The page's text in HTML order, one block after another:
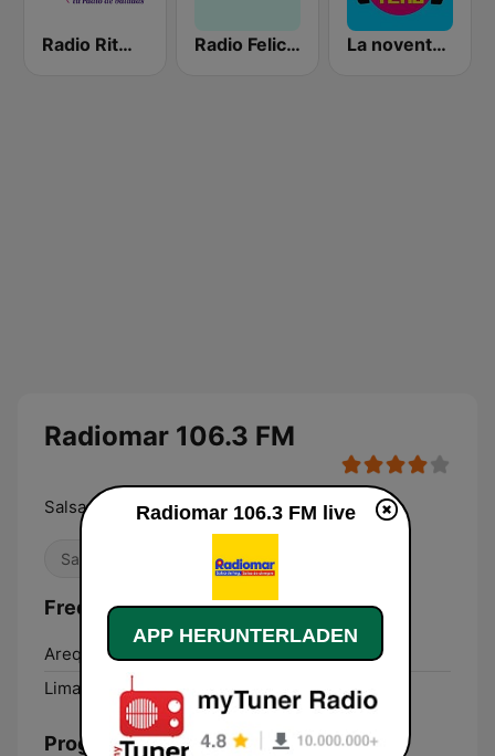
Radio Ritmo Romántica Radio Felicidad La noventera
Radiomar 106.3 FM
Salsa de hoy, salsa de siempre.
Salsa
Frequenzen Radiomar 106.3 FM:
Arequipa: 106.3 FM
Lima:
106.3 FM
Programmübersicht
Radiomar 106.3 FM live
APP HERUNTERLADEN